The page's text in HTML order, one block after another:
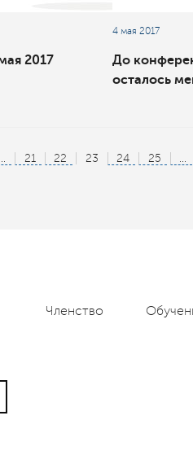
2017
4 мая 2017
До
осталось
21 22 23 24 25
Членство